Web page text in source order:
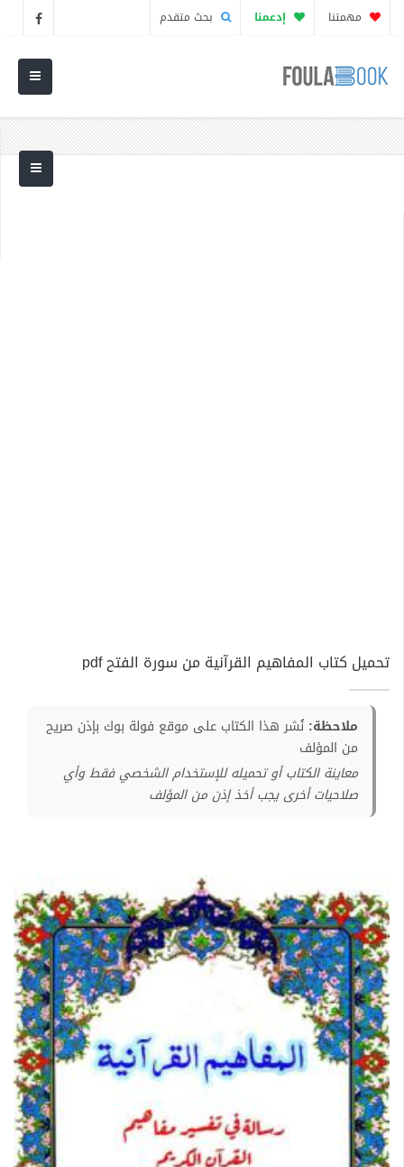
مهمتنا إدعمنا بحث متقدم
تحميل كتاب المفاهيم القرآنية من سورة الفتح pdf
ملاحظة: نُشر هذا الكتاب على موقع فولة بوك بإذن صريح
من المؤلف
معاينة الكتاب أو تحميله للإستخدام الشخصي فقط وأي
صلاحيات أخرى يجب أخذ إذن من المؤلف